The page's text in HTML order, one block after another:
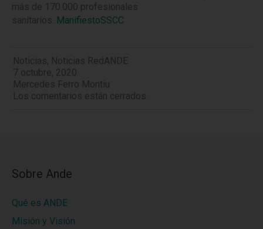
más de 170.000 profesionales
sanitarios. ManifiestoSSCC
Noticias, Noticias RedANDE
7 octubre, 2020
Mercedes Ferro Montiu
Los comentarios están cerrados.
Sobre Ande
Qué es ANDE
Misión y Visión